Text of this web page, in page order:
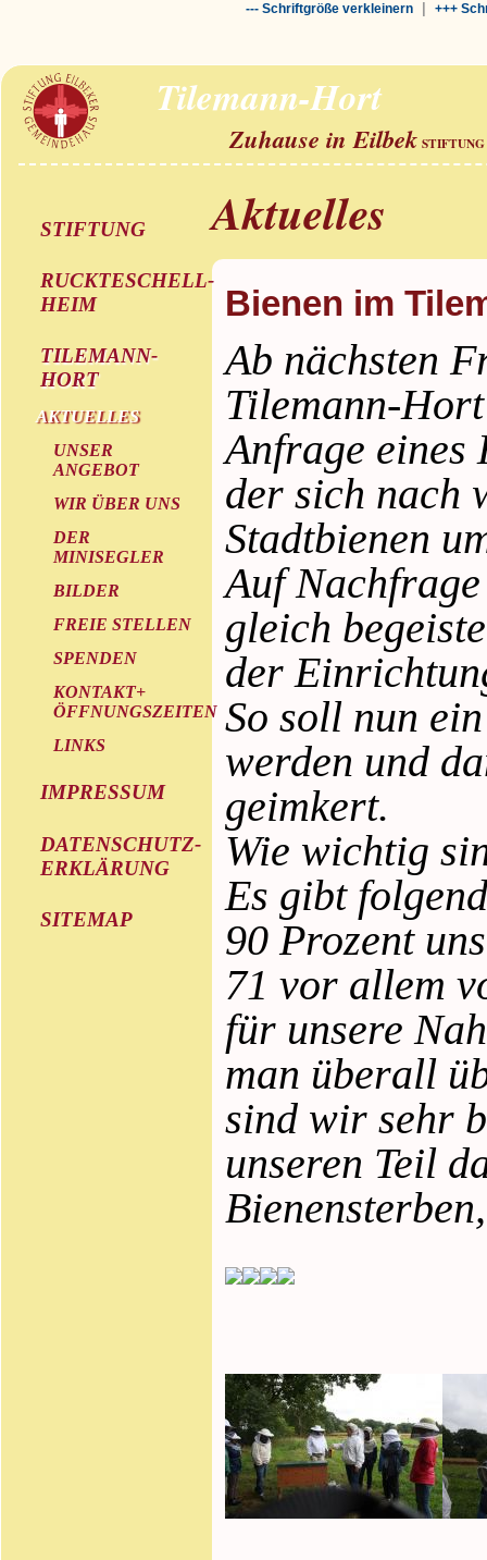
--- Schriftgröße verkleinern| +++
Tilemann-Hort
Zuhause in Eilbek
STIFTUNG
RUCKTESCHELL-
HEIM
TILEMANN-
HORT
AKTUELLES
UNSER
ANGEBOT
WIR ÜBER UNS
DER
MINISEGLER
BILDER
FREIE STELLEN
SPENDEN
KONTAKT+
ÖFFNUNGSZEITEN
LINKS
IMPRESSUM
DATENSCHUTZ-
ERKLÄRUNG
SITEMAP
Aktuelles
Bienen im
Ab nächsten
Tilemann-
Anfrage eines
der sich nach
Stadtbienen
Auf
gleich
der
So soll nun
werden und
geimkert.
Wie wichtig
Es gibt
90 Prozent
71 vor allem
für unsere
man überall
sind wir sehr
unseren Teil